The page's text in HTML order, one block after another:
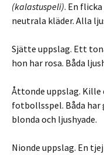
(kalastuspeli). En
neutrala kläder. Alla
Sjätte uppslag. Ett
hon har rosa. Båda
Åttonde uppslag. Kille
fotbollsspel. Båda har
blonda och ljushyade.
Nionde uppslag. En